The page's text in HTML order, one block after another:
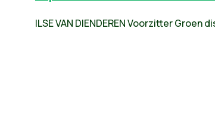
ILSE VAN DIENDEREN Voorzitter Groen